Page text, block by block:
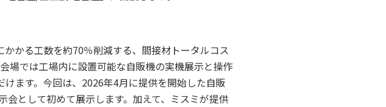
かる工数を約70％削減する、間接材トータルコス
場では工場内に設置可能な自販機の実機展示と操作
ます。今回は、2026年4月に提供を開始した自販
として初めて展示します。加えて、ミスミが提供